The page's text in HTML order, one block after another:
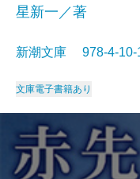
星新一／著
新潮文庫 978-4-
文庫電子書籍あり